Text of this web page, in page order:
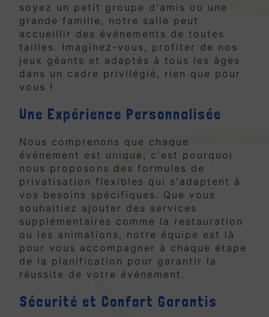
soyez un petit groupe d'amis ou une
grande famille, notre salle peut
accueillir des événements de toutes
tailles. Imaginez-vous, profiter de nos
jeux géants et adaptés à tous les âges
dans un cadre privilégié, rien que pour
vous !
Une Expérience Personnalisée
Nous comprenons que chaque
événement est unique, c'est pourquoi
nous proposons des formules de
privatisation flexibles qui s'adaptent à
vos besoins spécifiques. Que vous
souhaitiez ajouter des services
supplémentaires comme la restauration
ou les animations, notre équipe est là
pour vous accompagner à chaque étape
de la planification pour garantir la
réussite de votre événement.
Sécurité et Confort Garantis